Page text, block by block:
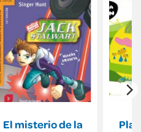
El misterio de la